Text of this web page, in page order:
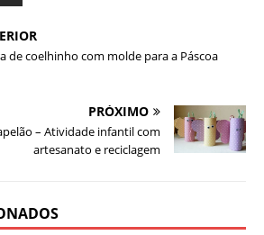
de coelhinho com molde para a Páscoa
PRÓXIMO
– Atividade infantil com
artesanato e reciclagem